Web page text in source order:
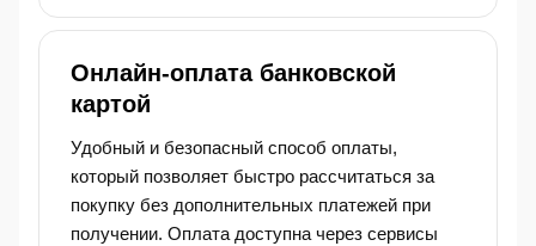
Онлайн-оплата банковской
картой
Удобный и безопасный способ оплаты,
который позволяет быстро рассчитаться за
покупку без дополнительных платежей при
получении. Оплата доступна через сервисы